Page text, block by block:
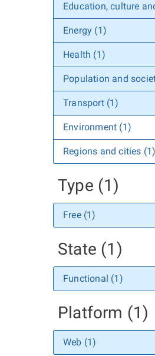
Education, culture
Energy (1)
Health (1)
Population and
Transport (1)
Environment (1)
Regions and cities (1)
Type (1)
Free (1)
State (1)
Functional (1)
Platform (1)
Web (1)